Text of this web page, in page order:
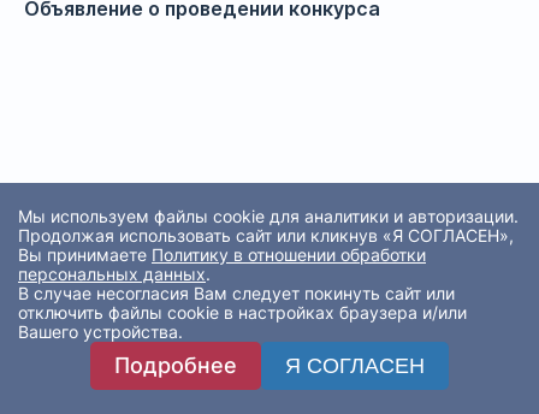
Объявление о проведении конкурса
Мы используем файлы cookie для аналитики и авторизации.
Продолжая использовать сайт или кликнув «Я СОГЛАСЕН»,
Вы принимаете Политику в отношении обработки
персональных данных.
В случае несогласия Вам следует покинуть сайт или
отключить файлы cookie в настройках браузера и/или
Вашего устройства.
Подробнее Я СОГЛАСЕН